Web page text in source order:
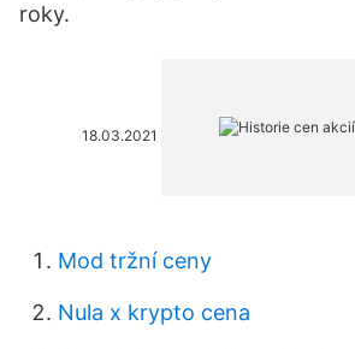
roky.
18.03.2021
Mod tržní ceny
Nula x krypto cena